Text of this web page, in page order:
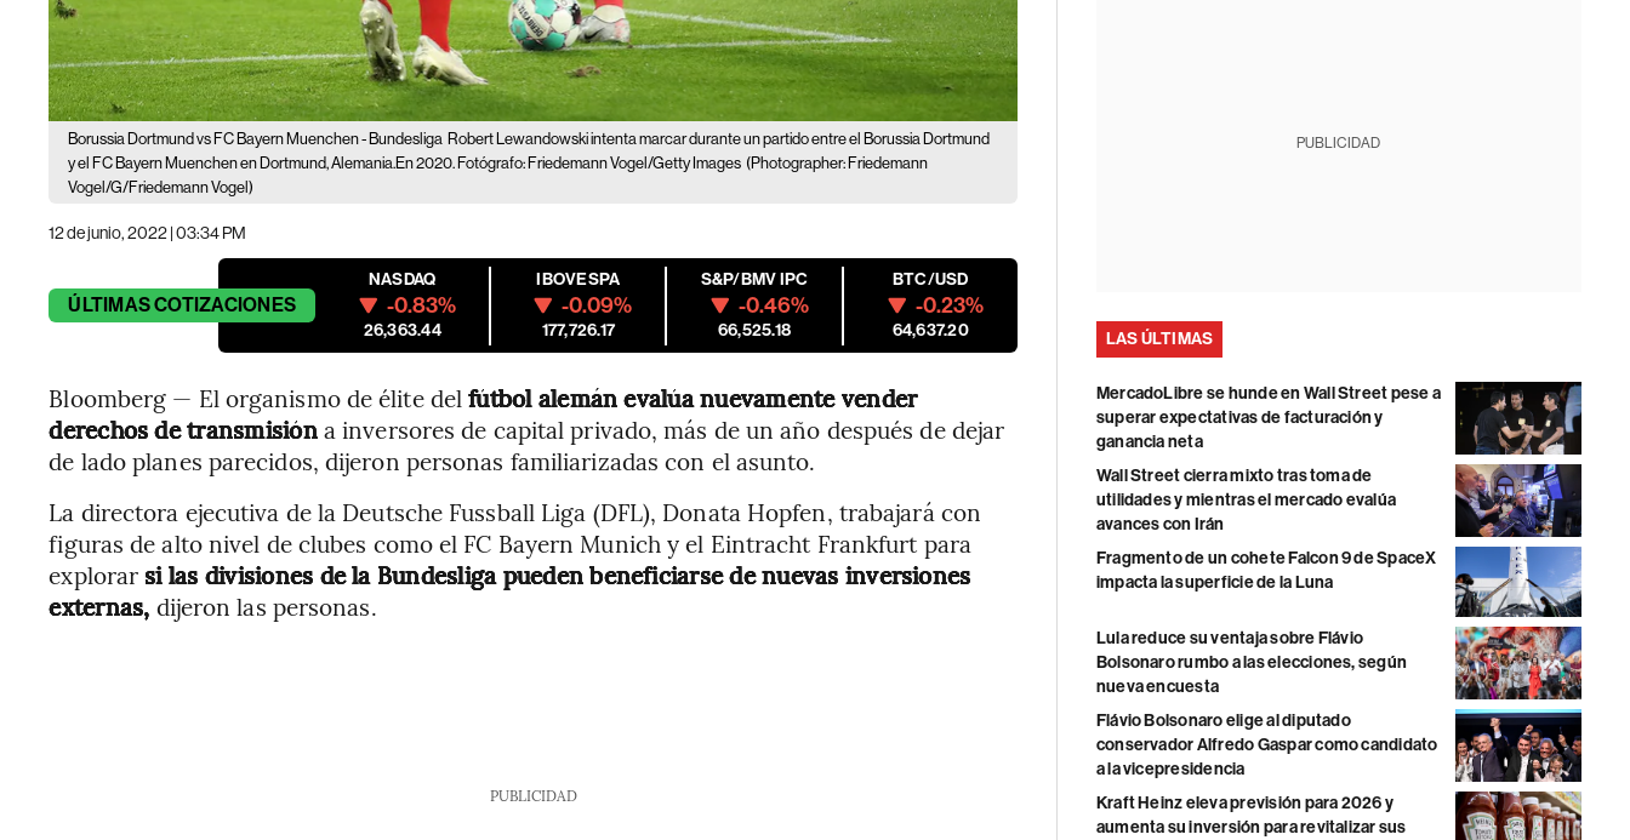
Borussia Dortmund vs FC Bayern Muenchen - Bundesliga Robert Lewandowski intenta marcar durante un partido entre el Borussia Dortmund
y el FC Bayern Muenchen en Dortmund, Alemania.En 2020. Fotógrafo: Friedemann Vogel/Getty Images (Photographer: Friedemann
Vogel/G/Friedemann Vogel)
12 de junio, 2022 | 03:34 PM
ÚLTIMASCOTIZACIONES
NASDAQ
-0.83%
26,363.44
IBOVESPA
-0.09%
177,726.17
S&P/BMV IPC
-0.46%
66,525.18
BTC/USD
-0.23%
64,637.20
Bloomberg — El organismo de élite delfútbol alemán evalúa nuevamente vender
derechos de transmisióna inversores de capital privado, más de un año después de dejar
de lado planes parecidos, dijeron personas familiarizadas con el asunto.
La directora ejecutiva de la Deutsche Fussball Liga (DFL), Donata Hopfen, trabajará con
figuras de alto nivel de clubes como el FC Bayern Munich y el Eintracht Frankfurt para
explorar si las divisiones de la Bundesliga pueden beneficiarse de nuevas inversiones
externas, dijeron las personas.
PUBLICIDAD
PUBLICIDAD
LAS ÚLTIMAS
MercadoLibre se hunde en Wall Street pese a
superar expectativas de facturación y
ganancia neta
Wall Street cierra mixto tras toma de
utilidades y mientras el mercado evalúa
avances con Irán
Fragmento de un cohete Falcon 9 de SpaceX
impacta la superficie de la Luna
Lula reduce su ventaja sobre Flávio
Bolsonaro rumbo a las elecciones, según
nueva encuesta
Flávio Bolsonaro elige al diputado
conservador Alfredo Gaspar como candidato
a la vicepresidencia
Kraft Heinz eleva previsión para 2026 y
aumenta su inversión para revitalizar sus